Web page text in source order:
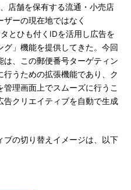
店舗を保有する流通・小売店
ーの現在地ではなく
とひも付くIDを活用し広告を
」機能を提供してきた。今回
、この郵便番号ターゲティン
うための拡張機能であり、ク
理画面上でスムーズに行うこ
告クリエイティブを自動で生成
の切り替えイメージは、以下